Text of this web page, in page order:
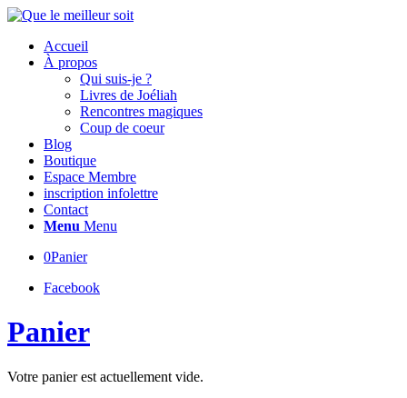
Accueil
À propos
Qui suis-je ?
Livres de Joéliah
Rencontres magiques
Coup de coeur
Blog
Boutique
Espace Membre
inscription infolettre
Contact
Menu Menu
0Panier
Facebook
Panier
Votre panier est actuellement vide.